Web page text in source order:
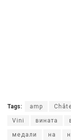
Tags: amp
Vini вината
медали на